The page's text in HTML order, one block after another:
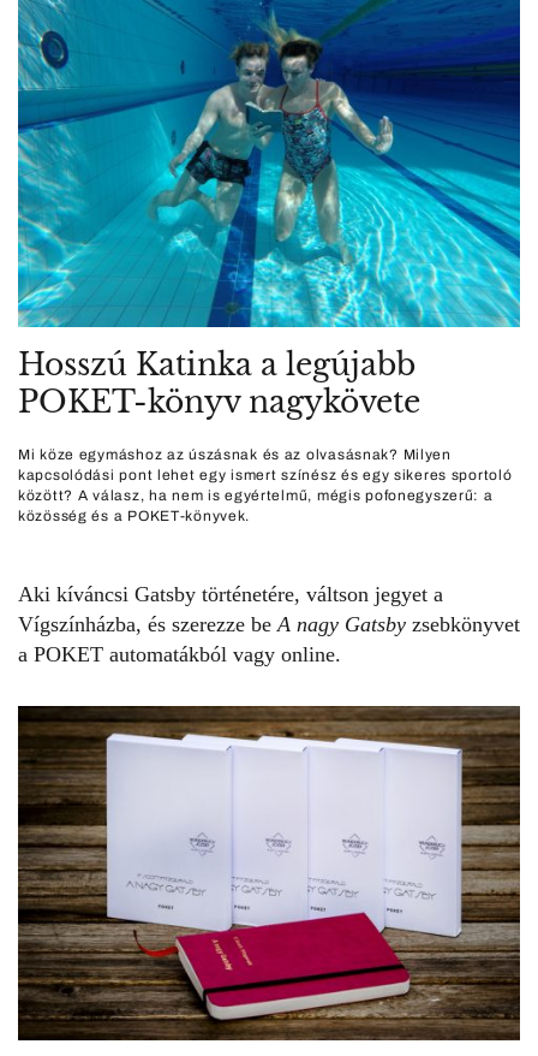
Hosszú Katinka a legújabb
POKET-könyv nagykövete
Mi köze egymáshoz az úszásnak és az olvasásnak? Milyen
kapcsolódási pont lehet egy ismert színész és egy sikeres sportoló
között? A válasz, ha nem is egyértelmű, mégis pofonegyszerű: a
közösség és a POKET-könyvek.
Aki kíváncsi Gatsby történetére, váltson jegyet a
Vígszínházba, és szerezze be A nagy Gatsby zsebkönyvet
a POKET automatákból vagy online.